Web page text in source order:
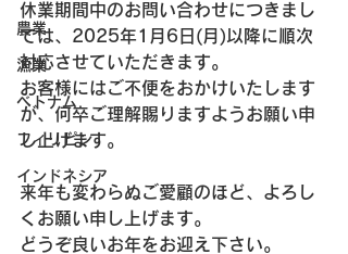
農業
漁業
ベトナム
フィリピン
インドネシア
休業期間中のお問い合わせにつきまし
ては、2025年1月6日(月)以降に順次
対応させていただきます。
お客様にはご不便をおかけいたします
が、何卒ご理解賜りますようお願い申
し上げます。
来年も変わらぬご愛顧のほど、よろし
くお願い申し上げます。
どうぞ良いお年をお迎え下さい。